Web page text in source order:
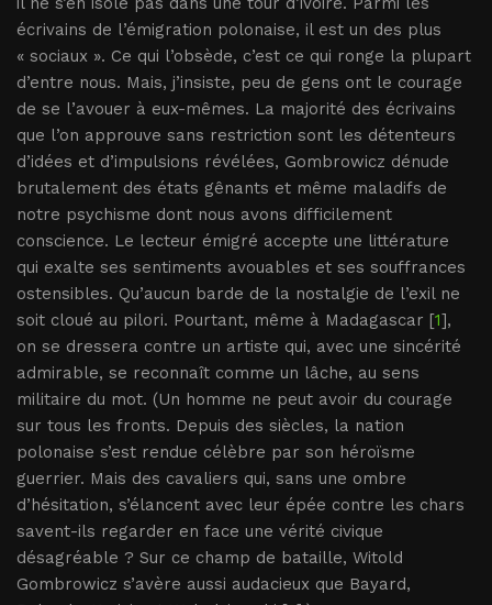
écrivains de l’émigration polonaise, il est un des plus
« sociaux ». Ce qui l’obsède, c’est ce qui ronge la plupart
d’entre nous. Mais, j’insiste, peu de gens ont le courage
de se l’avouer à eux-mêmes. La majorité des écrivains
que l’on approuve sans restriction sont les détenteurs
d’idées et d’impulsions révélées, Gombrowicz dénude
brutalement des états gênants et même maladifs de
notre psychisme dont nous avons difficilement
conscience. Le lecteur émigré accepte une littérature
qui exalte ses sentiments avouables et ses souffrances
ostensibles. Qu’aucun barde de la nostalgie de l’exil ne
soit cloué au pilori. Pourtant, même à Madagascar [1],
on se dressera contre un artiste qui, avec une sincérité
admirable, se reconnaît comme un lâche, au sens
militaire du mot. (Un homme ne peut avoir du courage
sur tous les fronts. Depuis des siècles, la nation
polonaise s’est rendue célèbre par son héroïsme
guerrier. Mais des cavaliers qui, sans une ombre
d’hésitation, s’élancent avec leur épée contre les chars
savent-ils regarder en face une vérité civique
désagréable ? Sur ce champ de bataille, Witold
Gombrowicz s’avère aussi audacieux que Bayard,